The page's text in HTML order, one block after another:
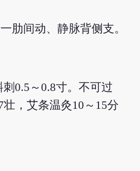
肋间动、静脉背侧支。
0.5～0.8寸。不可过
，艾条温灸10～15分